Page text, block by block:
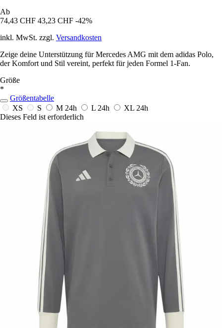
Ab
74,43 CHF 43,23 CHF -42%
inkl. MwSt. zzgl. Versandkosten
Zeige deine Unterstützung für Mercedes AMG mit dem adidas Polo,
der Komfort und Stil vereint, perfekt für jeden Formel 1-Fan.
Größe
*
Größentabelle
XS
S M 24h L 24h XL 24h
Dieses Feld ist erforderlich